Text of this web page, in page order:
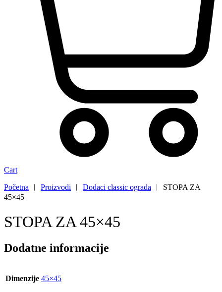
Cart
Početna ︱ Proizvodi ︱ Dodaci classic ograda ︱ STOPA ZA
45×45
STOPA ZA 45×45
Dodatne informacije
Dimenzije 45×45